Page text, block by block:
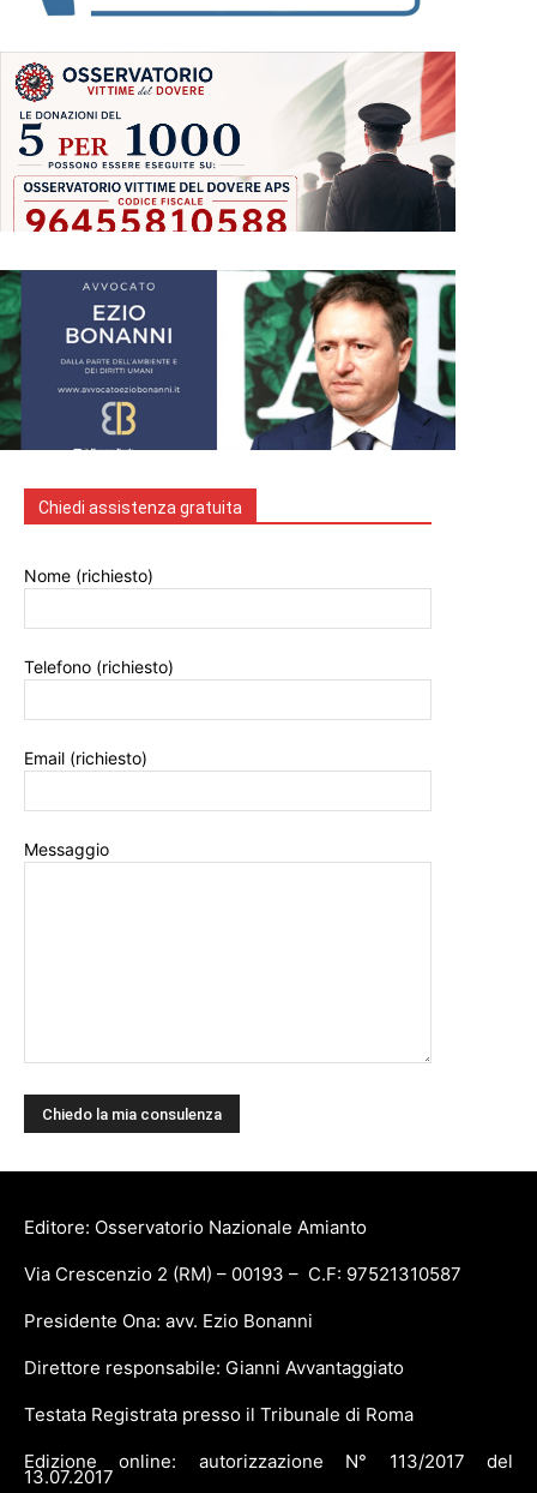
Chiedi assistenza gratuita
Nome (richiesto)
Telefono (richiesto)
Email (richiesto)
Messaggio
Editore: Osservatorio Nazionale Amianto
Via Crescenzio 2 (RM) – 00193 – C.F: 97521310587
Presidente Ona: avv. Ezio Bonanni
Direttore responsabile: Gianni Avvantaggiato
Testata Registrata presso il Tribunale di Roma
Edizione online: autorizzazione N° 113/2017 del
13.07.2017